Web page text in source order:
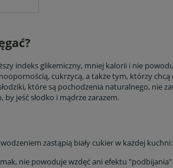
indeks glikemiczny, mniej kalorii i nie
cukrzycą, a także tym, którzy chcą
które są pochodzenia naturalnego, nie
jeść słodko i mądrze zarazem.
zastąpią biały cukier w każdej kuchni:
nie powoduje wzdęć ani efektu